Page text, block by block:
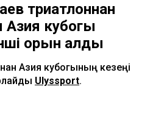
триатлоннан
Азия кубогы
орын алды
Азия кубогының кезеңі
Ulyssport.